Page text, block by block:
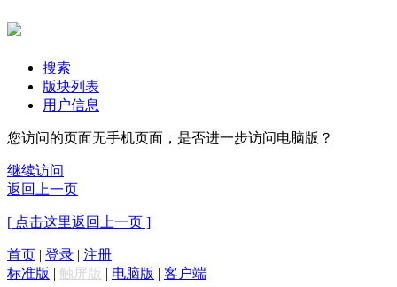
搜索
版块列表
用户信息
您访问的页面无手机页面，是否进一步访问电脑版？
继续访问
返回上一页
[ 点击这里返回上一页 ]
首页 | 登录 | 注册
标准版 | 触屏版 | 电脑版 | 客户端